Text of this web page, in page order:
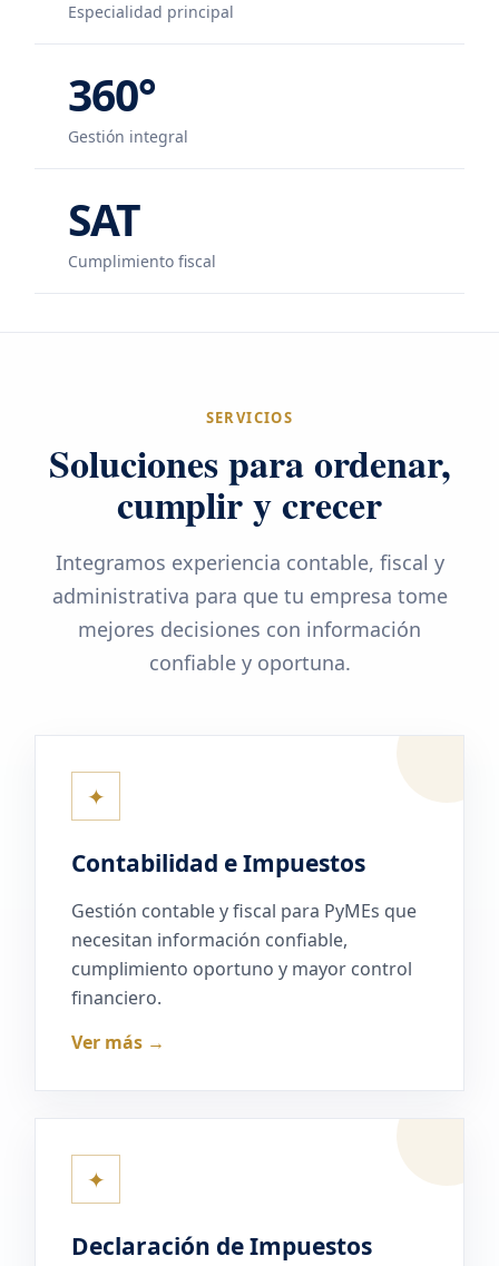
Especialidad principal
360°
Gestión integral
SAT
Cumplimiento fiscal
SERVICIOS
Soluciones para ordenar,
cumplir y crecer
Integramos experiencia contable, fiscal y
administrativa para que tu empresa tome
mejores decisiones con información
confiable y oportuna.
✦
Contabilidad e Impuestos
Gestión contable y fiscal para PyMEs que
necesitan información confiable,
cumplimiento oportuno y mayor control
financiero.
Ver más →
✦
Declaración de Impuestos